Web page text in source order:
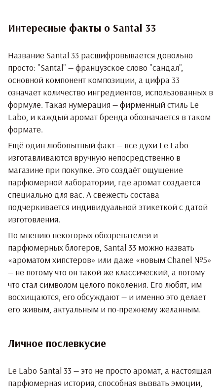
Интересные факты о Santal 33
Название Santal 33 расшифровывается довольно
просто: "Santal" — французское слово "сандал",
основной компонент композиции, а цифра 33
означает количество ингредиентов, использованных в
формуле. Такая нумерация — фирменный стиль Le
Labo, и каждый аромат бренда обозначается в таком
формате.
Ещё один любопытный факт — все духи Le Labo
изготавливаются вручную непосредственно в
магазине при покупке. Это создаёт ощущение
парфюмерной лаборатории, где аромат создается
специально для вас. А свежесть состава
подчеркивается индивидуальной этикеткой с датой
изготовления.
По мнению некоторых обозревателей и
парфюмерных блогеров, Santal 33 можно назвать
«ароматом хипстеров» или даже «новым Chanel №5»
— не потому что он такой же классический, а потому
что стал символом целого поколения. Его любят, им
восхищаются, его обсуждают — и именно это делает
его живым, актуальным и по-прежнему желанным.
Личное послевкусие
Le Labo Santal 33 — это не просто аромат, а настоящая
парфюмерная история, способная вызвать эмоции,